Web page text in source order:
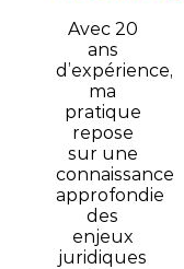
Avec 20
ans
d’expérience,
ma
pratique
repose
sur une
connaissance
approfondie
des
enjeux
juridiques